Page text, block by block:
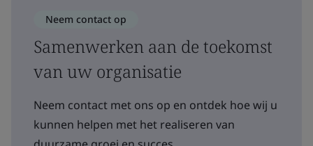
Neem contact op
Samenwerken aan de toekomst
van uw organisatie
Neem contact met ons op en ontdek hoe wij u
kunnen helpen met het realiseren van